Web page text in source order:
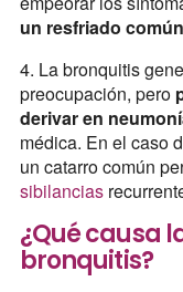
un resfriado
4. La bronquitis
preocupación, pero
derivar en
médica. En el caso
un catarro común
sibilancias
¿Qué causa
bronquitis?